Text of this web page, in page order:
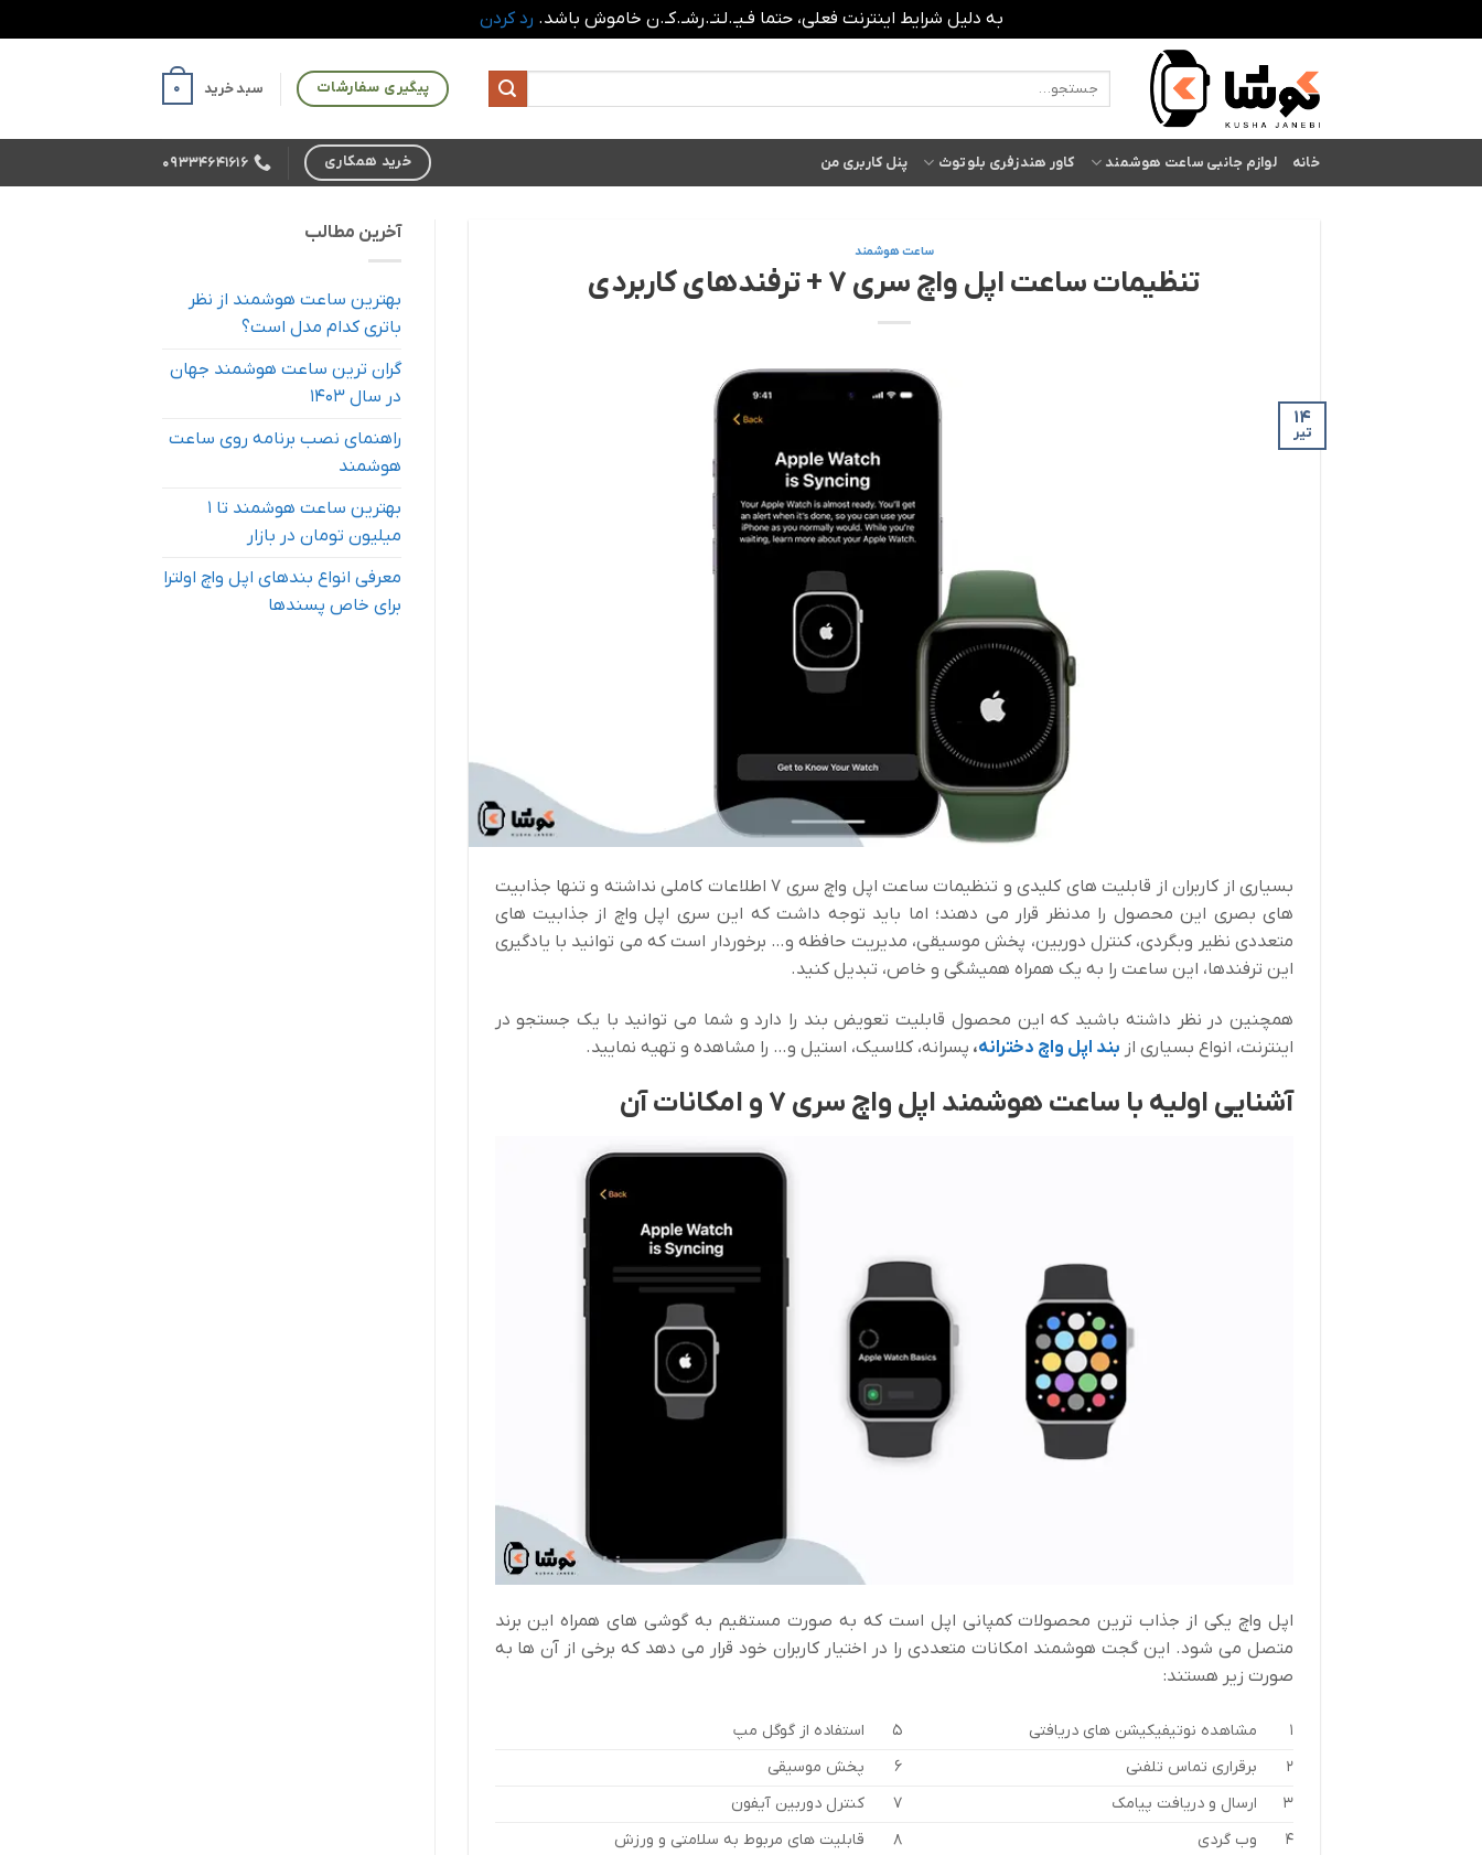
به دلیل شرایط اینترنت فعلی، حتما فـیـ.لـتـ.رشـ.کـ.ن خاموش باشد. رد کردن
برای:
پیگیری سفارشات سبد خرید 0
خانه لوازم جانبی ساعت هوشمند کاور هندزفری بلوتوث پنل کاربری من خرید همکاری 09334641616
ساعت هوشمند
تنظیمات ساعت اپل واچ سری 7 + ترفندهای کاربردی
14
تیر
بسیاری از کاربران از قابلیت های کلیدی و تنظیمات ساعت اپل واچ سری ۷
اطلاعات کاملی نداشته و تنها جذابیت
های بصری این محصول را مدنظر قرار می دهند؛ اما باید توجه داشت که این سری اپل واچ از جذابیت های
متعددی نظیر وبگردی، کنترل دوربین، پخش موسیقی، مدیریت حافظه و… برخوردار است که می توانید با یادگیری
این ترفندها، این ساعت را به یک همراه همیشگی و خاص، تبدیل کنید.
همچنین در نظر داشته باشید که این محصول قابلیت تعویض بند را دارد و شما می توانید با یک جستجو در
اینترنت، انواع بسیاری از بند اپل واچ دخترانه، پسرانه، کلاسیک، استیل و… را مشاهده و تهیه نمایید.
آشنایی اولیه با ساعت هوشمند اپل واچ سری 7 و امکانات آن
اپل واچ یکی از جذاب ترین محصولات کمپانی اپل است که به صورت مستقیم به گوشی های همراه این برند
متصل می شود. این گجت هوشمند امکانات متعددی را در اختیار کاربران خود قرار می دهد که برخی از آن ها به
صورت زیر هستند:
1 مشاهده نوتیفیکیشن های دریافتی 5
استفاده از گوگل مپ
2
برقراری تماس تلفنی 6
پخش موسیقی
3
ارسال و دریافت پیامک 7
کنترل دوربین آیفون
4
وب گردی 8 قابلیت های مربوط به سلامتی و ورزش
آخرین مطالب
بهترین ساعت هوشمند از نظر
باتری کدام مدل است؟
گران ترین ساعت هوشمند جهان
در سال 1403
راهنمای نصب برنامه روی ساعت
هوشمند
بهترین ساعت هوشمند تا ۱
میلیون تومان در بازار
معرفی انواع بندهای اپل واچ اولترا
برای خاص پسندها